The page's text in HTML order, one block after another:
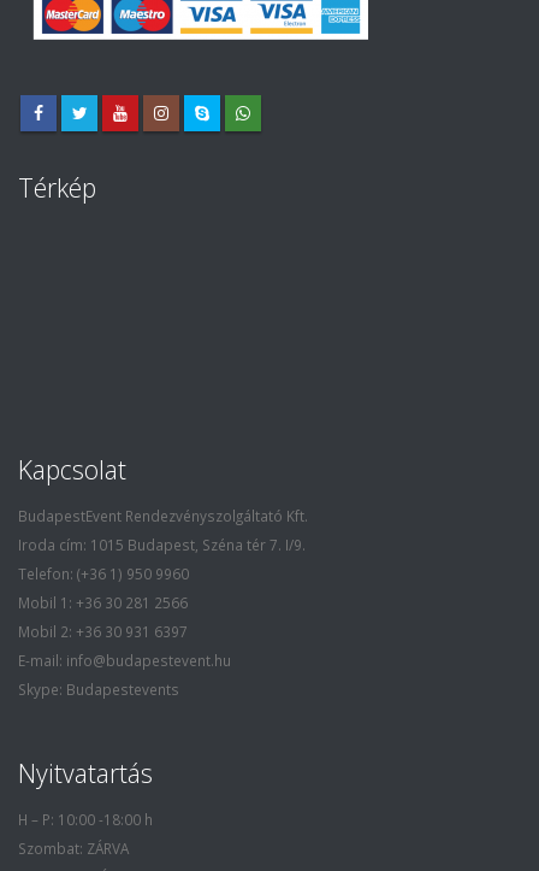
Térkép
Kapcsolat
BudapestEvent Rendezvényszolgáltató Kft.
Iroda cím: 1015 Budapest, Széna tér 7. I/9.
Telefon: (+36 1) 950 9960
Mobil 1: +36 30 281 2566
Mobil 2: +36 30 931 6397
E-mail: info@budapestevent.hu
Skype: Budapestevents
Nyitvatartás
H – P: 10:00 -18:00 h
Szombat: ZÁRVA